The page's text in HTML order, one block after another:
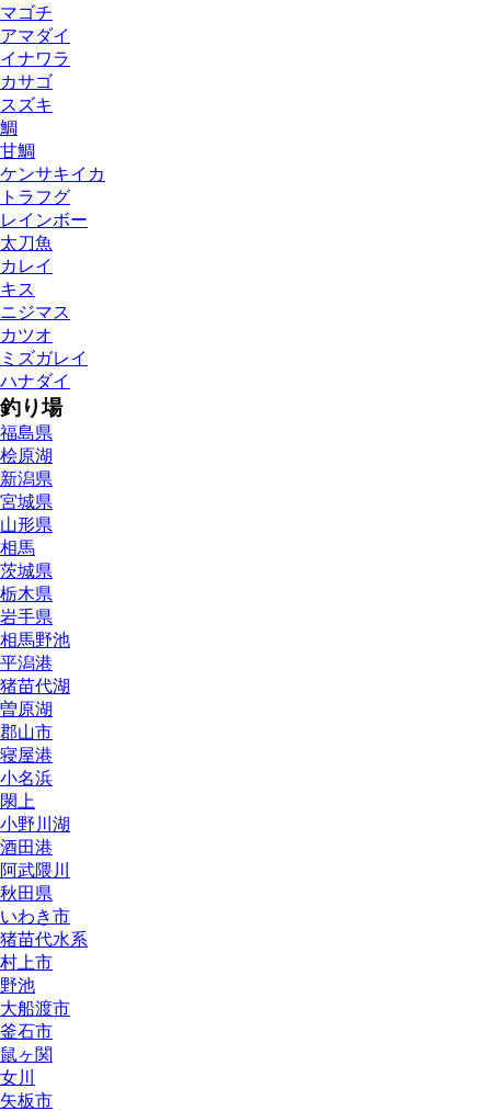
マゴチ
アマダイ
イナワラ
カサゴ
スズキ
鯛
甘鯛
ケンサキイカ
トラフグ
レインボー
太刀魚
カレイ
キス
ニジマス
カツオ
ミズガレイ
ハナダイ
釣り場
福島県
桧原湖
新潟県
宮城県
山形県
相馬
茨城県
栃木県
岩手県
相馬野池
平潟港
猪苗代湖
曽原湖
郡山市
寝屋港
小名浜
閖上
小野川湖
酒田港
阿武隈川
秋田県
いわき市
猪苗代水系
村上市
野池
大船渡市
釜石市
鼠ヶ関
女川
矢板市